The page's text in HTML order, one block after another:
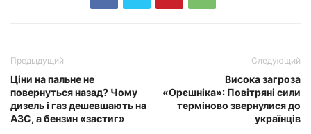
Предыдущий
Ціни на пальне не
повернуться назад? Чому
дизель і газ дешевшають на
АЗС, а бензин «застиг»
Следующий
Висока загроза
«Орєшніка»: Повітряні сили
терміново звернулися до
українців